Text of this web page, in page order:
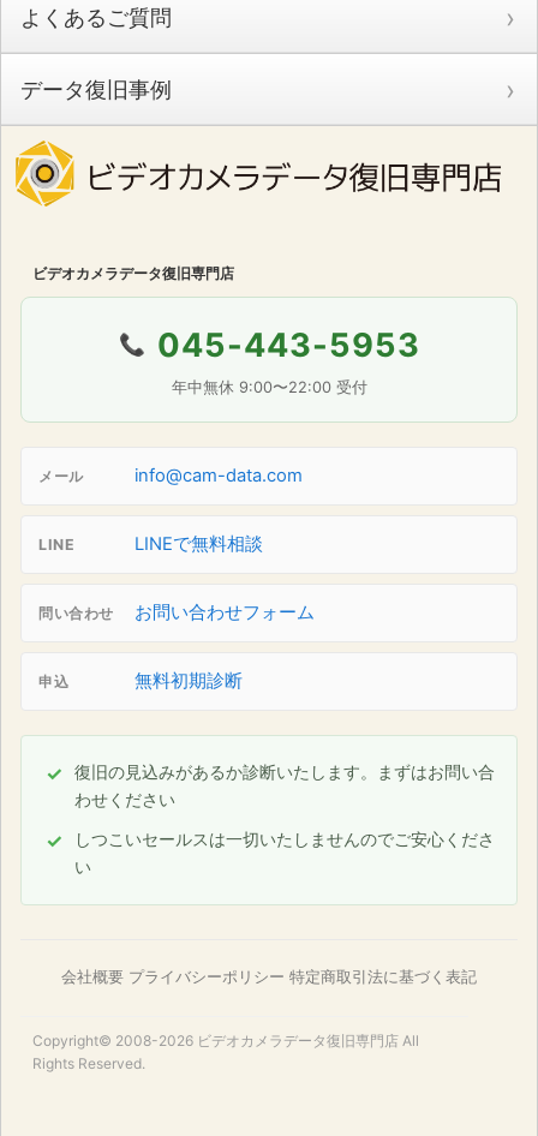
よくあるご質問
データ復旧事例
ビデオカメラデータ復旧専門店
📞 045-443-5953
年中無休 9:00〜22:00 受付
メール info@cam-data.com
LINE LINEで無料相談
問い合わせ お問い合わせフォーム
申込 無料初期診断
復旧の見込みがあるか診断いたします。まずはお問い合
わせください
しつこいセールスは一切いたしませんのでご安心くださ
い
会社概要 プライバシーポリシー 特定商取引法に基づく表記
Copyright© 2008-2026 ビデオカメラデータ復旧専門店 All
Rights Reserved.